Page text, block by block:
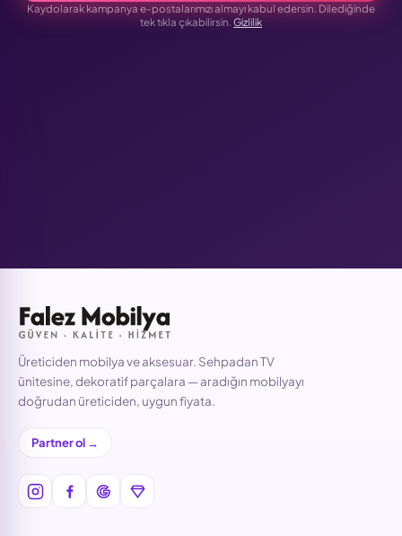
Kaydolarak kampanya e-postalarımızı almayı kabul edersin. Dilediğinde
tek tıkla çıkabilirsin. Gizlilik
Üreticiden mobilya ve aksesuar. Sehpadan TV
ünitesine, dekoratif parçalara — aradığın mobilyayı
doğrudan üreticiden, uygun fiyata.
Partner ol →